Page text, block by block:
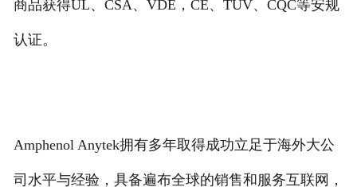
商品获得UL、CSA、VDE，CE、TUV、CQC等安规
认证。
Amphenol Anytek拥有多年取得成功立足于海外大公
司水平与经验，具备遍布全球的销售和服务互联网，